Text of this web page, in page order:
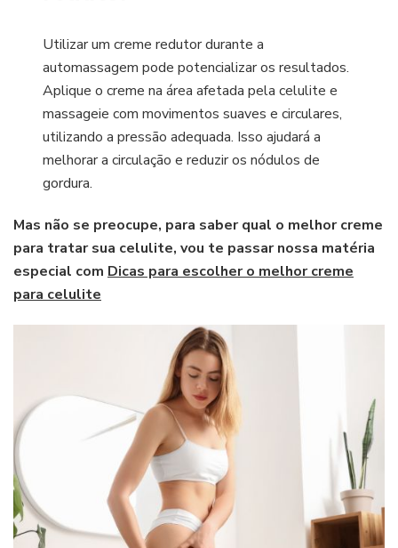
Utilizar um creme redutor durante a
automassagem pode potencializar os resultados.
Aplique o creme na área afetada pela celulite e
massageie com movimentos suaves e circulares,
utilizando a pressão adequada. Isso ajudará a
melhorar a circulação e reduzir os nódulos de
gordura.
Mas não se preocupe, para saber qual o melhor creme
para tratar sua celulite, vou te passar nossa matéria
especial com Dicas para escolher o melhor creme
para celulite